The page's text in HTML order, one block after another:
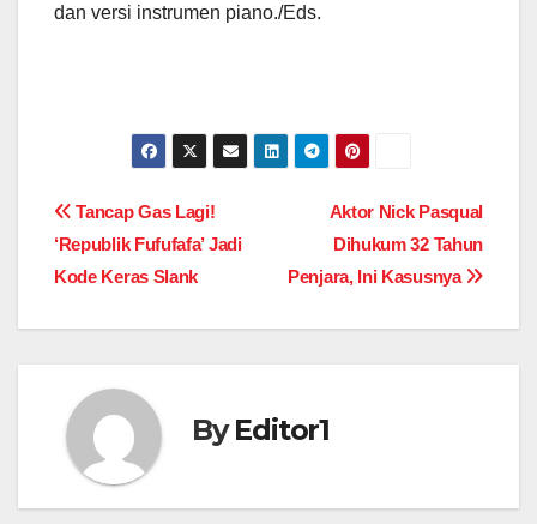
dan versi instrumen piano./Eds.
Post
navigation
Aktor Nick Pasqual
Dihukum 32 Tahun
Penjara, Ini Kasusnya
Tancap Gas Lagi!
‘Republik Fufufafa’ Jadi
Kode Keras Slank
ByEditor1